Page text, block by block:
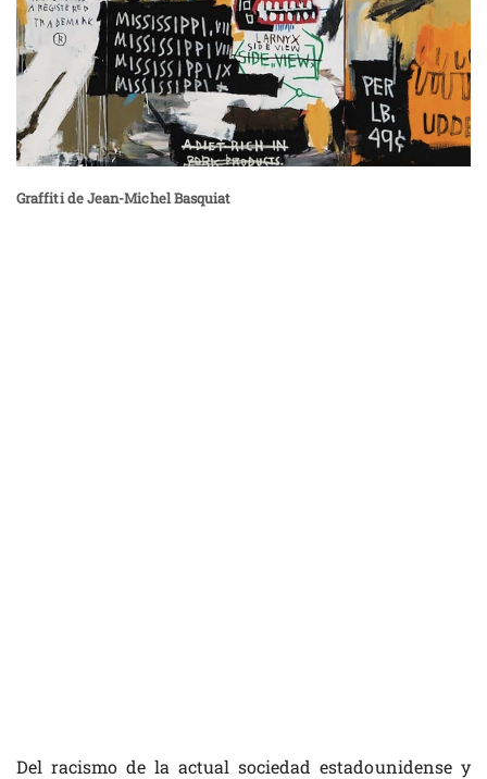
Graffiti de Jean-Michel Basquiat
Del racismo de la actual sociedad estadounidense y